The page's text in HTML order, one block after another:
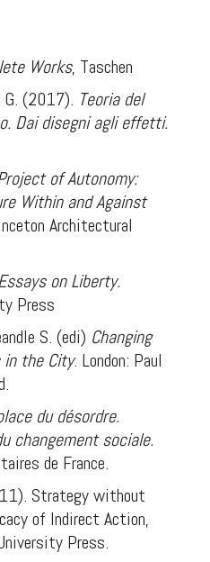
Works, Taschen
G. (2017). Teoria del
Dai disegni agli effetti.
of Autonomy:
Within and Against
Architectural
on Liberty.
Press
S. (edi) Changing
in the City. London: Paul
du désordre.
changement sociale.
de France.
Strategy without
of Indirect Action,
Press.